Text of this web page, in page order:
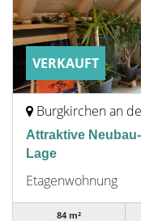
VERKAUFT
Burgkirchen an
Attraktive
Lage
Etagenwohnung
84 m²